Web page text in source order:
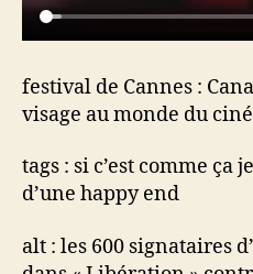
festival de Cannes :
visage au monde du
tags : si c’est comme ça
d’une happy end
alt : les ​600 signataires